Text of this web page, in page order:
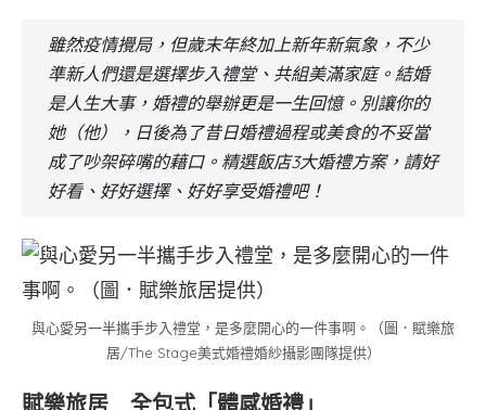
雖然疫情攪局，但歲末年終加上新年新氣象，不少
準新人們還是選擇步入禮堂、共組美滿家庭。結婚
是人生大事，婚禮的舉辦更是一生回憶。別讓你的
她（他），日後為了昔日婚禮過程或美食的不妥當
成了吵架碎嘴的藉口。精選飯店3大婚禮方案，請好
好看、好好選擇、好好享受婚禮吧！
與心愛另一半攜手步入禮堂，是多麼開心的一件事啊。（圖．賦樂旅
居/The Stage美式婚禮婚紗攝影團隊提供）
賦樂旅居 全包式「體感婚禮」